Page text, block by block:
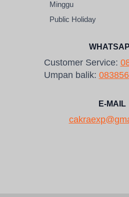
Minggu
Public Holiday
Customer Service:
Umpan balik:
E-MAIL